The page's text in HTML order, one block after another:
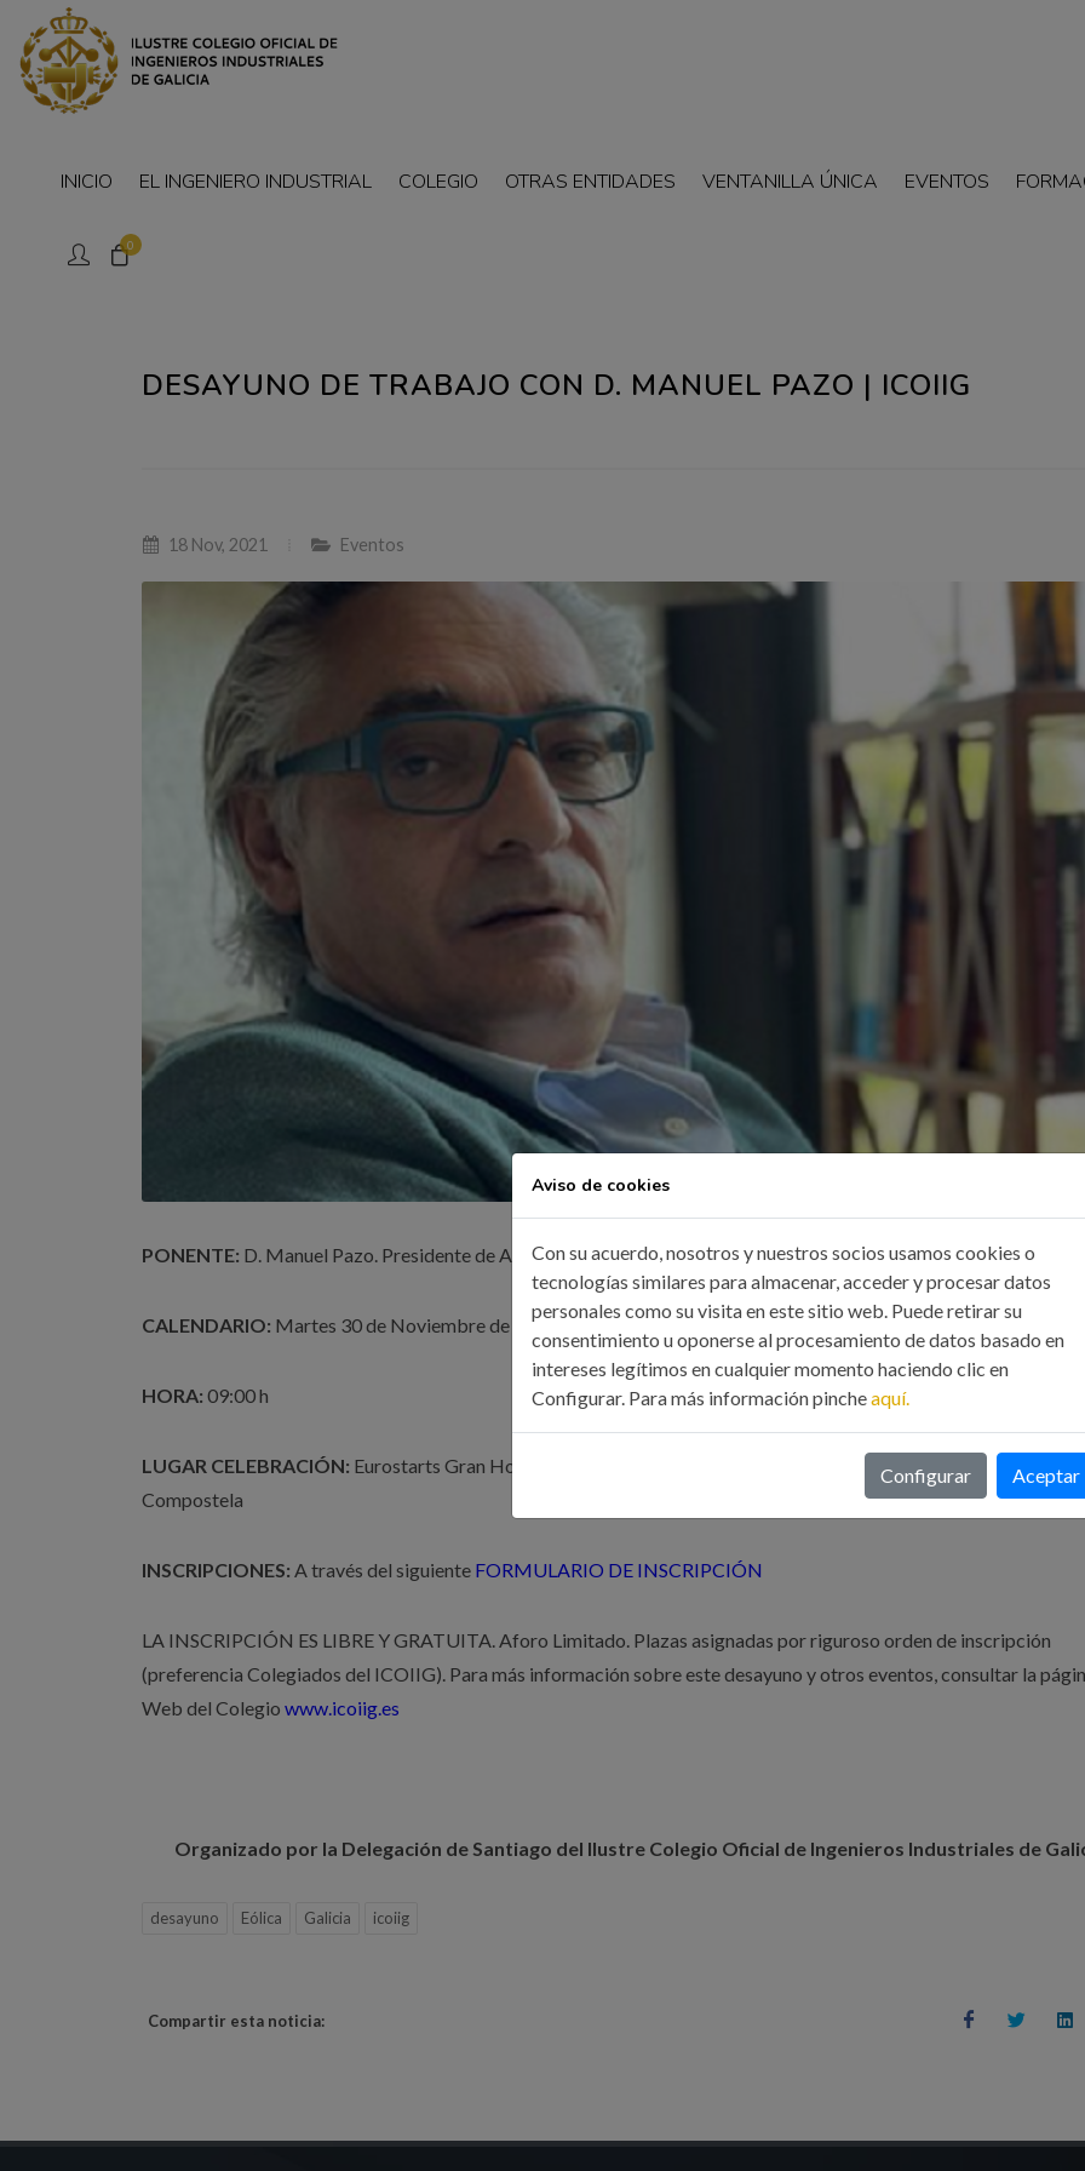
0
INICIO EL INGENIERO INDUSTRIAL COLEGIO OTRAS ENTIDADES VENTANILLA ÚNICA EVENTOS
DESAYUNO DE TRABAJO CON D. MANUEL PAZO | ICOIIG
18 Nov, 2021 Eventos
PONENTE: D. Manuel Pazo. Presidente de Asociación Eólica de Galicia (EGA)
CALENDARIO: Martes 30 de Noviembre de 2021
HORA: 09:00 h
LUGAR CELEBRACIÓN: Eurostarts Gran Hotel Santiago, sito en la Avda Mestre Mateo Nº27- 15706- Santiago
Compostela
INSCRIPCIONES: A través del siguiente FORMULARIO DE INSCRIPCIÓN
LA INSCRIPCIÓN ES LIBRE Y GRATUITA. Aforo Limitado. Plazas asignadas por riguroso orden de inscripción
(preferencia Colegiados del ICOIIG). Para más información sobre este desayuno y otros eventos, consultar la
Web del Colegio www.icoiig.es
Organizado por la Delegación de Santiago del Ilustre Colegio Oficial de Ingenieros Industriales de
desayuno Eólica Galicia icoiig
Compartir esta noticia:
Aviso de cookies
Con su acuerdo, nosotros y nuestros socios usamos cookies o
tecnologías similares para almacenar, acceder y procesar datos
personales como su visita en este sitio web. Puede retirar su
consentimiento u oponerse al procesamiento de datos basado en
intereses legítimos en cualquier momento haciendo clic en
Configurar. Para más información pincheaquí.
Configurar Aceptar